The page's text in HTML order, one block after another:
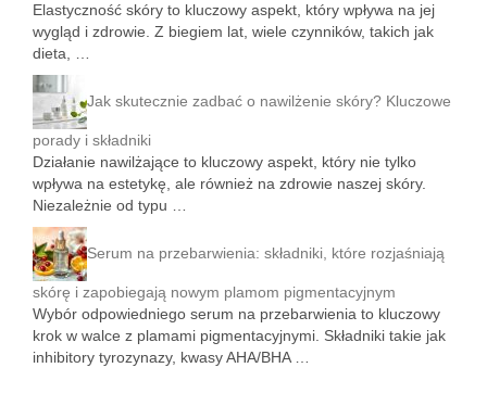
Elastyczność skóry to kluczowy aspekt, który wpływa na jej
wygląd i zdrowie. Z biegiem lat, wiele czynników, takich jak
dieta, …
Jak skutecznie zadbać o nawilżenie skóry? Kluczowe
porady i składniki
Działanie nawilżające to kluczowy aspekt, który nie tylko
wpływa na estetykę, ale również na zdrowie naszej skóry.
Niezależnie od typu …
Serum na przebarwienia: składniki, które rozjaśniają
skórę i zapobiegają nowym plamom pigmentacyjnym
Wybór odpowiedniego serum na przebarwienia to kluczowy
krok w walce z plamami pigmentacyjnymi. Składniki takie jak
inhibitory tyrozynazy, kwasy AHA/BHA …